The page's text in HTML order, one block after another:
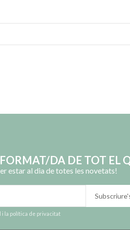
DA DE TOT EL
estar al dia de totes les novetats!
i la política de privacitat